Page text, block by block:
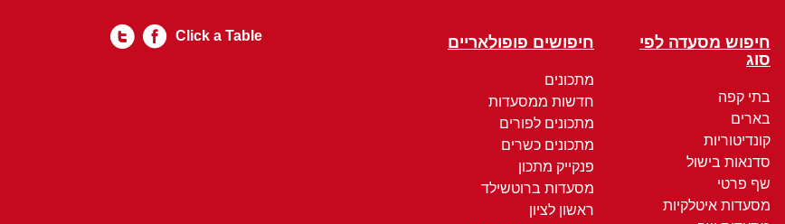
חיפוש מסעדה לפי
סוג
בתי קפה
בארים
קונדיטוריות
סדנאות בישול
שף פרטי
מסעדות איטלקיות
חיפושים פופולאריים
מתכונים
חדשות ממסעדות
מתכונים לפורים
מתכונים כשרים
פנקייק מתכון
מסעדות ברוטשילד
ראשון לציון
Click a Table